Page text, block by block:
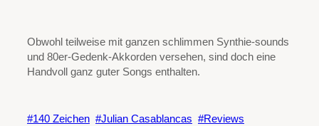
Obwohl teilweise mit ganzen schlimmen Synthie-sounds
und 80er-Gedenk-Akkorden versehen, sind doch eine
Handvoll ganz guter Songs enthalten.
140 Zeichen Julian Casablancas Reviews